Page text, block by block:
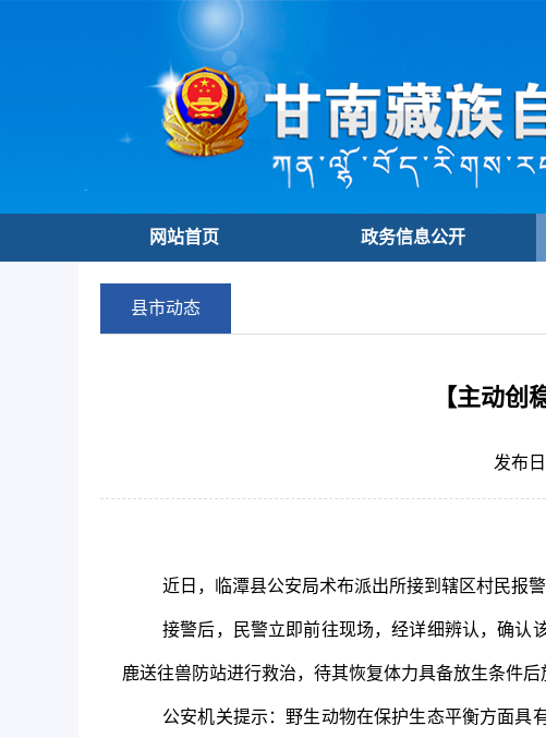
网站首页 政务信息公开
县市动态
【主动
发布
近 日，临潭县公安局术布派出所接到辖区村民报
接警后，民警立即前往现场，经详细辨认，确认
鹿送往兽防站进行救治，待其恢复体力具备放生条件后
公安机关提示 ：野生动物在保护生态平衡方面具